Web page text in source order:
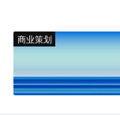
电商平
试，接
和优秀
商业策划